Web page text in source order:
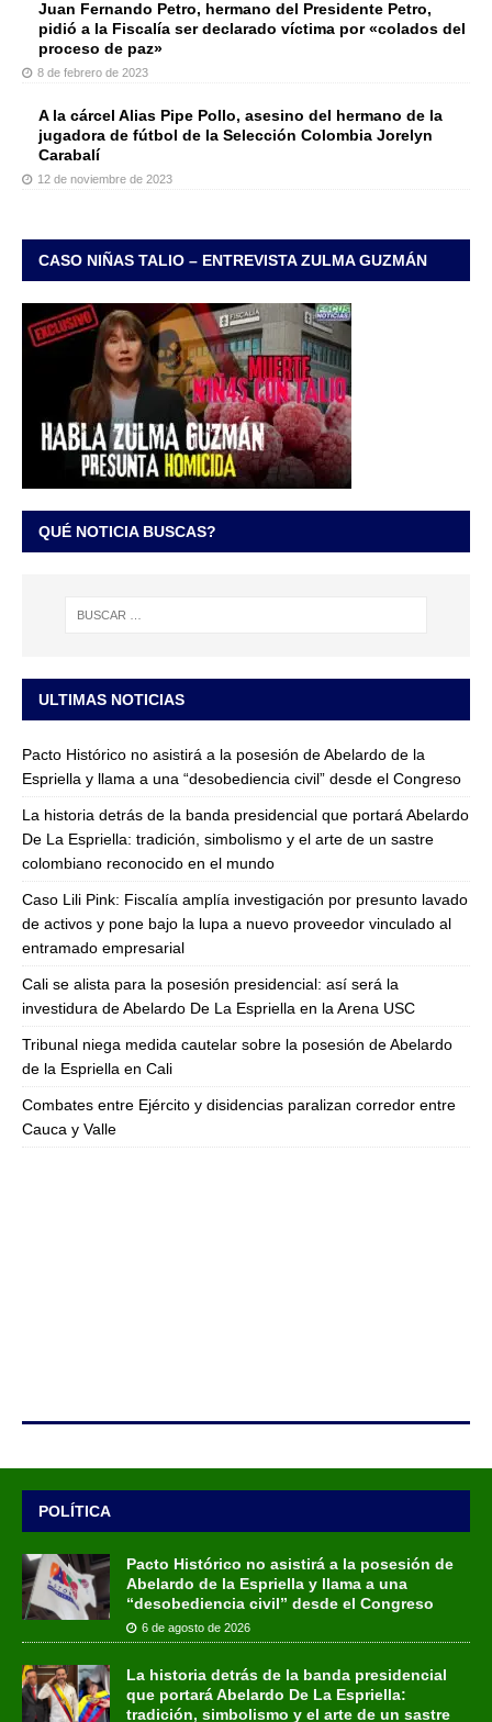
Juan Fernando Petro, hermano del Presidente Petro,
pidió a la Fiscalía ser declarado víctima por «colados del
proceso de paz»
8 de febrero de 2023
A la cárcel Alias Pipe Pollo, asesino del hermano de la
jugadora de fútbol de la Selección Colombia Jorelyn
Carabalí
12 de noviembre de 2023
CASO NIÑAS TALIO – ENTREVISTA ZULMA GUZMÁN
QUÉ NOTICIA BUSCAS?
ULTIMAS NOTICIAS
Pacto Histórico no asistirá a la posesión de Abelardo de la
Espriella y llama a una “desobediencia civil” desde el Congreso
La historia detrás de la banda presidencial que portará Abelardo
De La Espriella: tradición, simbolismo y el arte de un sastre
colombiano reconocido en el mundo
Caso Lili Pink: Fiscalía amplía investigación por presunto lavado
de activos y pone bajo la lupa a nuevo proveedor vinculado al
entramado empresarial
Cali se alista para la posesión presidencial: así será la
investidura de Abelardo De La Espriella en la Arena USC
Tribunal niega medida cautelar sobre la posesión de Abelardo
de la Espriella en Cali
Combates entre Ejército y disidencias paralizan corredor entre
Cauca y Valle
POLÍTICA
Pacto Histórico no asistirá a la posesión de
Abelardo de la Espriella y llama a una
“desobediencia civil” desde el Congreso
6 de agosto de 2026
La historia detrás de la banda presidencial
que portará Abelardo De La Espriella:
tradición, simbolismo y el arte de un sastre